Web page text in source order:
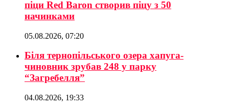
піци Red Baron створив піцу з 50
начинками
05.08.2026, 07:20
Біля тернопільського озера хапуга-
чиновник зрубав 248 у парку
“Загребелля”
04.08.2026, 19:33